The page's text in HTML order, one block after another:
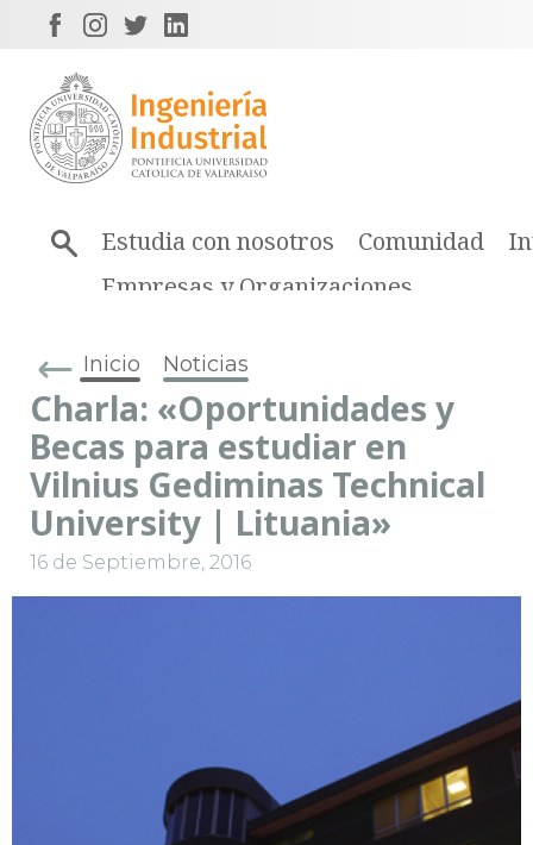
Estudia con nosotros Comunidad
Empresas y Organizaciones
Inicio Noticias
Charla: «Oportunidades y
Becas para estudiar en
Vilnius Gediminas Technical
University | Lituania»
16 de Septiembre, 2016